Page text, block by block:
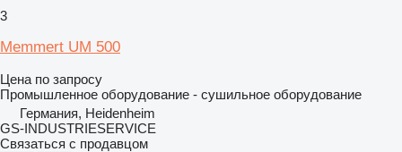
3
Memmert UM 500
Цена по запросу
Промышленное оборудование - сушильное оборудование
Германия, Heidenheim
GS-INDUSTRIESERVICE
Связаться с продавцом